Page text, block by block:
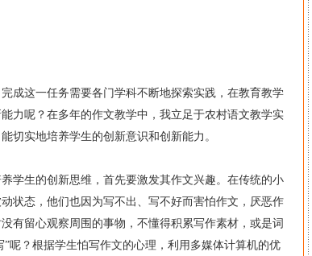
成这一任务需要各门学科不断地探索实践，在教育教学
力呢？在多年的作文教学中，我立足于农村语文教学实
切实地培养学生的创新意识和创新能力。
生的创新思维，首先要激发其作文兴趣。在传统的小
状态，他们也因为写不出、写不好而害怕作文，厌恶作
有留心观察周围的事物，不懂得积累写作素材，或是词
呢？根据学生怕写作文的心理，利用多媒体计算机的优